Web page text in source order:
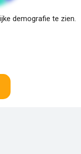
demografie te zien.